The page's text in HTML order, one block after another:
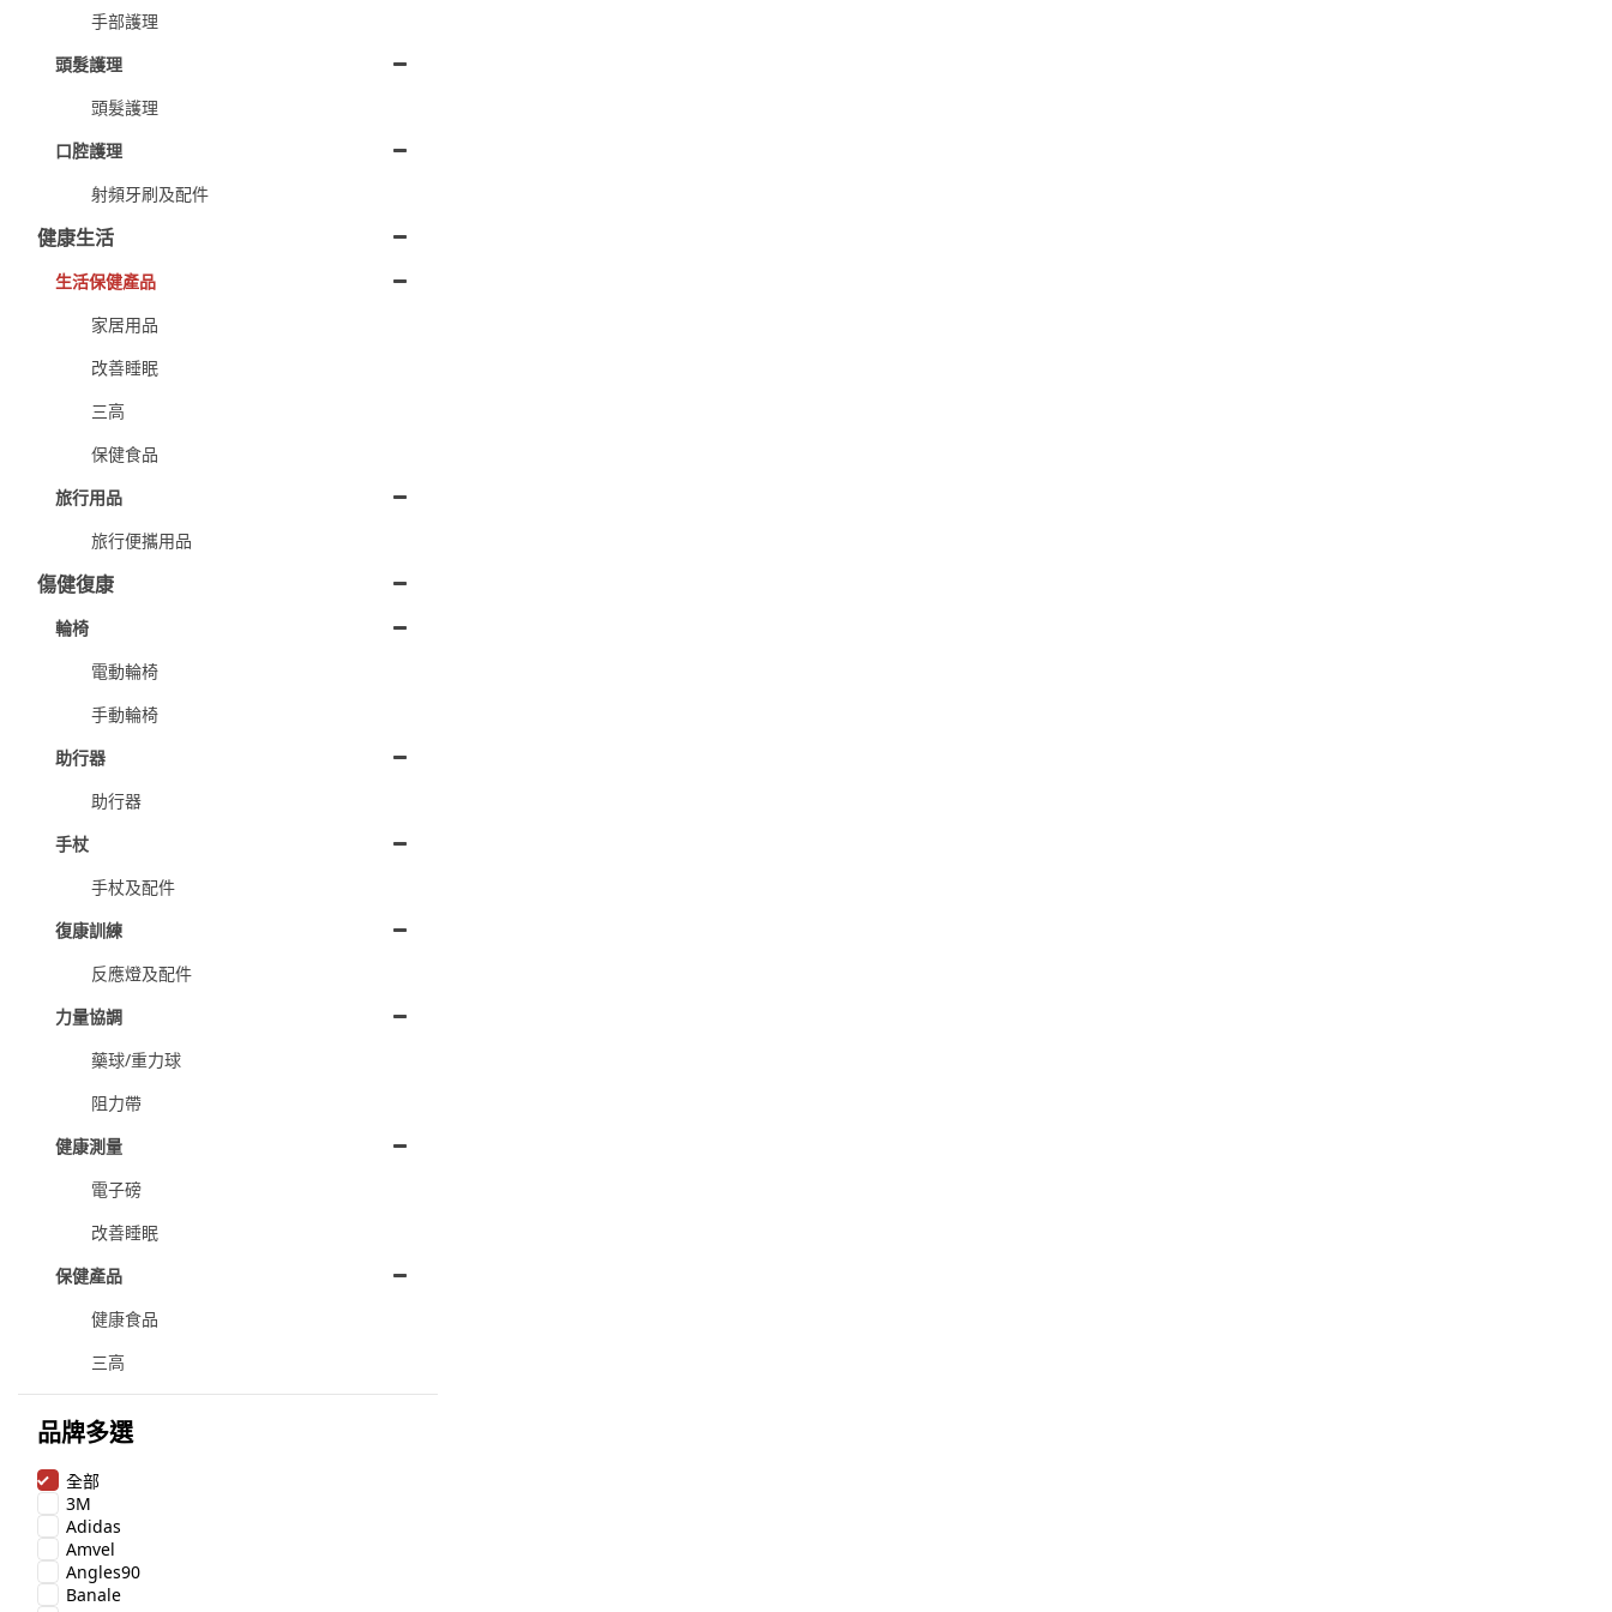
手部護理
頭髮護理
頭髮護理
口腔護理
射頻牙刷及配件
健康生活
生活保健產品
家居用品
改善睡眠
三高
保健食品
旅行用品
旅行便攜用品
傷健復康
輪椅
電動輪椅
手動輪椅
助行器
助行器
手杖
手杖及配件
復康訓練
反應燈及配件
力量協調
藥球/重力球
阻力帶
健康測量
電子磅
改善睡眠
保健產品
健康食品
三高
品牌多選
全部
3M
Adidas
Amvel
Angles90
Banale